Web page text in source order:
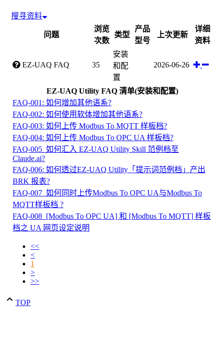
搜寻资料
问题
浏览
次数
类型
产品
型号
上次更新
详细
资料
EZ-UAQ FAQ 35
安装
和配
置
2026-06-26
EZ-UAQ Utility FAQ 清单(安装和配置)
FAQ-001: 如何增加其他语系?
FAQ-002: 如何使用软体增加其他语系?
FAQ-003: 如何上传 Modbus To MQTT 样板档?
FAQ-004: 如何上传 Modbus To OPC UA 样板档?
FAQ-005_如何汇入 EZ-UAQ Utility Skill 范例档至
Claude.ai?
FAQ-006: 如何透过EZ-UAQ Utility「提示词范例档」产出
BRK 报表?
FAQ-007_如何同时上传Modbus To OPC UA与Modbus To
MQTT样板档 ?
FAQ-008_[Modbus To OPC UA] 和 [Modbus To MQTT] 样板
档之 UA 网页设定说明
<<
<
1
>
>>
TOP